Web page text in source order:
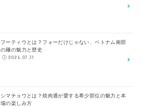
フーティウとは？フォーだけじゃない、ベトナム南部
の麺の魅力と歴史
2026.07.31
シマチョウとは？焼肉通が愛する希少部位の魅力と本
場の楽しみ方